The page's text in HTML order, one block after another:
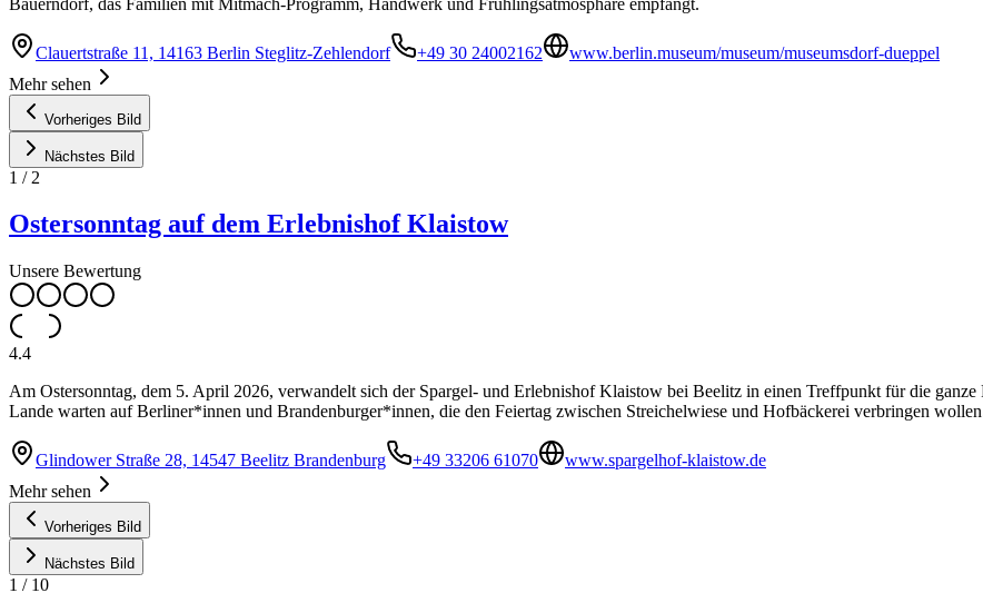
Clauertstraße 11, 14163 Berlin Steglitz-Zehlendorf +49 30 24002162
www.berlin.museum/museum/museumsdorf-dueppel
Mehr sehen
Vorheriges Bild
Nächstes Bild
1 / 2
Ostersonntag auf dem Erlebnishof Klaistow
Unsere Bewertung
4.4
Am Ostersonntag, dem 5. April 2026, verwandelt sich der Spargel- und Erlebnishof Klaistow bei Beelitz in einen Treffpunkt für die
Lande warten auf Berliner*innen und Brandenburger*innen, die den Feiertag zwischen Streichelwiese und Hofbäckerei verbringen
Glindower Straße 28, 14547 Beelitz Brandenburg +49 33206 61070
www.spargelhof-klaistow.de
Mehr sehen
Vorheriges Bild
Nächstes Bild
1 / 10